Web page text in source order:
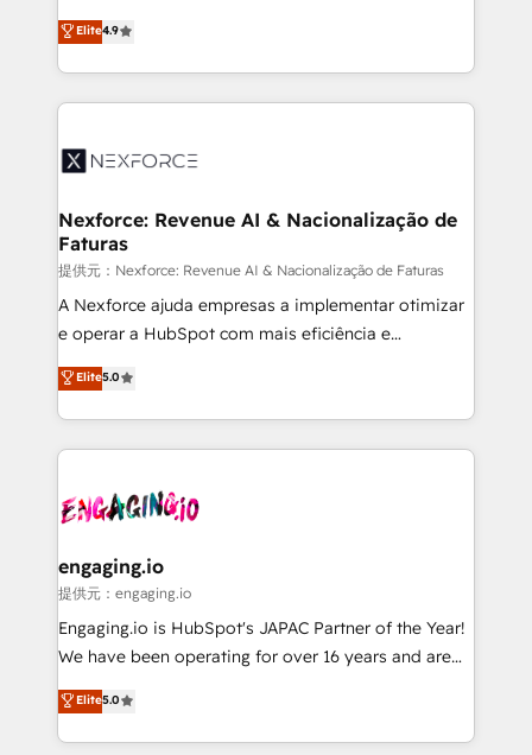
technical know-how and strategic guidance you
need to succeed.
Elite Partner. With 500+ projects across the U.S.,
Brazil, and LATAM, we combine global expertise with
regional experience. Today, we are Brazil’s largest
HubSpot Elite Partner—trusted by companies across
Implementation & Migration Onboarding across all
Station, Freshdesk, Intercom, and more. Custom
objects, automations, and integrations built for
growth. 🚀 AI-Driven GTM Orchestration Unify
HubSpot with LinkedIn, WhatsApp, email, paid
media, and AI voice to drive pipeline. 🤖 AI Custom
prospecting, follow-ups, service triage, and
knowledge retrieval—built in HubSpot. ⚡ Fast-Track
advanced optimization & adoption 📍 São Paulo, BR
• Des Moines, IA • New York, NY
Elite4.9
Nexforce: Revenue AI & Nacionalização de
Faturas
提供元：Nexforce: Revenue AI & Nacionalização de Faturas
A Nexforce ajuda empresas a implementar otimizar
e operar a HubSpot com mais eficiência e
previsibilidade de receita. Combinamos Revenue
Operations (RevOps) e Inteligência Artificial para
estruturar processos integrar sistemas organizar
dados e automatizar operações. O objetivo é
operacional de receita conectando equipes
Também somos distribuidores oficiais da HubSpot
e de mais de 150 softwares globais permitindo
contratar e pagar a HubSpot em reais com nota
fiscal no Brasil e gerar economia de até 50% na
Oferecemos ainda agentes de IA especializados em
HubSpot que automatizam tarefas executam rotinas
Elite5.0
engaging.io
提供元：engaging.io
Engaging.io is HubSpot's JAPAC Partner of the Year!
We have been operating for over 16 years and are
one of HubSpot's most experienced and technically
capable Agency Partners globally. We specialise in
complex CRM migrations, implementations,
Elite5.0